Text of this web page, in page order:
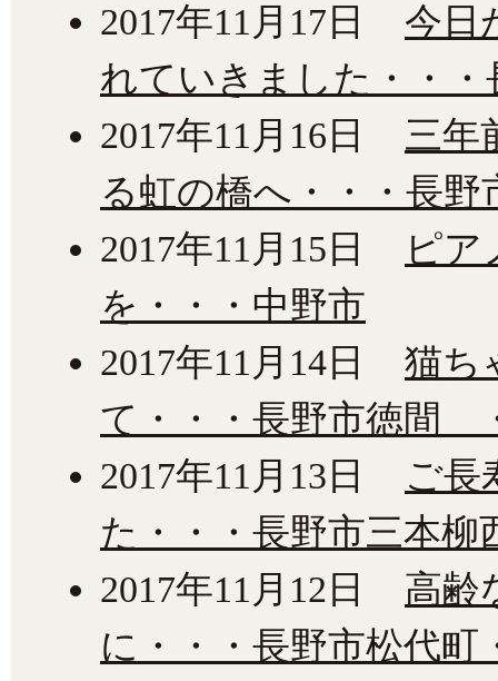
2017年11月17日
今日
れていきました・・・
2017年11月16日
三年
る虹の橋へ・・・長野
2017年11月15日
ピア
を・・・中野市
2017年11月14日
猫ち
て・・・長野市徳間
2017年11月13日
ご長
た・・・長野市三本柳
2017年11月12日
高齢
に・・・長野市松代